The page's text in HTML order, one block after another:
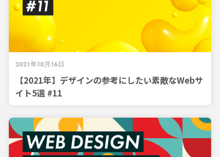
2021年10月16日
【2021年】デザインの参考にしたい素敵なWebサ
イト5選 #11